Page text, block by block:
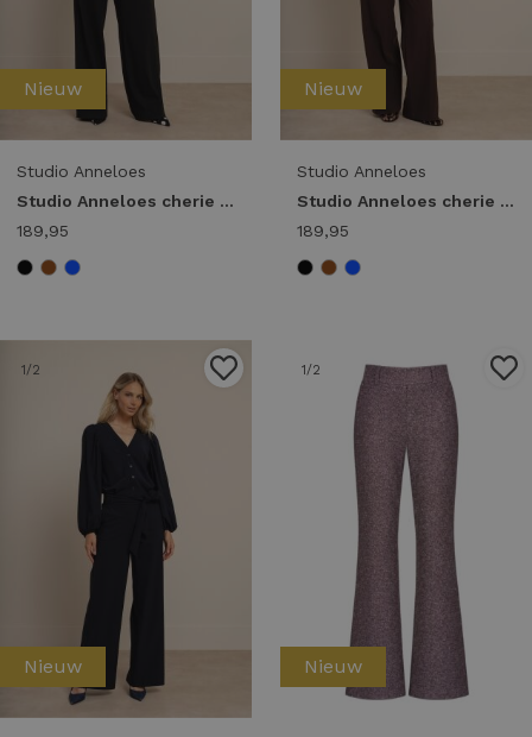
Nieuw
Studio Anneloes
Studio Anneloes cherie jumpsuit 94854 Jumpsuit 9000 black
189,95
Nieuw
Studio Anneloes
Studio Anneloes cherie jumpsuit 94854 Jumpsuit 8700 espresso
189,95
1/2
Nieuw
1/2
Nieuw